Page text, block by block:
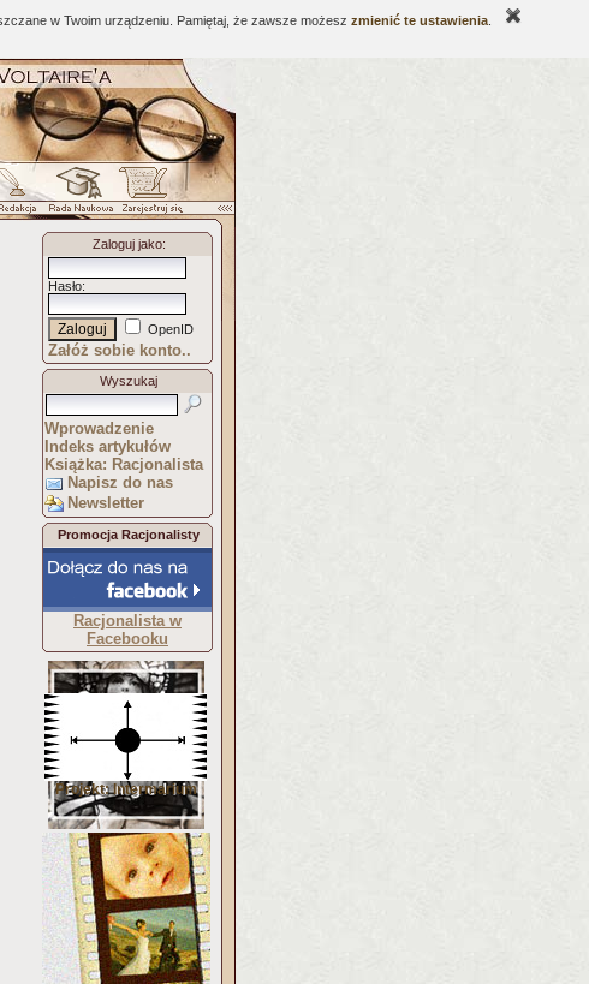
w Twoim urządzeniu. Pamiętaj, że zawsze możesz zmienić te ustawienia
Zaloguj jako:
Hasło:
OpenID
Załóż sobie konto..
Wyszukaj
Wprowadzenie
Indeks artykułów
Książka: Racjonalista
Napisz do nas
Newsletter
Promocja Racjonalisty
Racjonalista w
Facebooku